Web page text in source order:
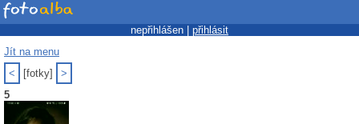
nepřihlášen | přihlásit
Jít na menu
<
[fotky]
>
5